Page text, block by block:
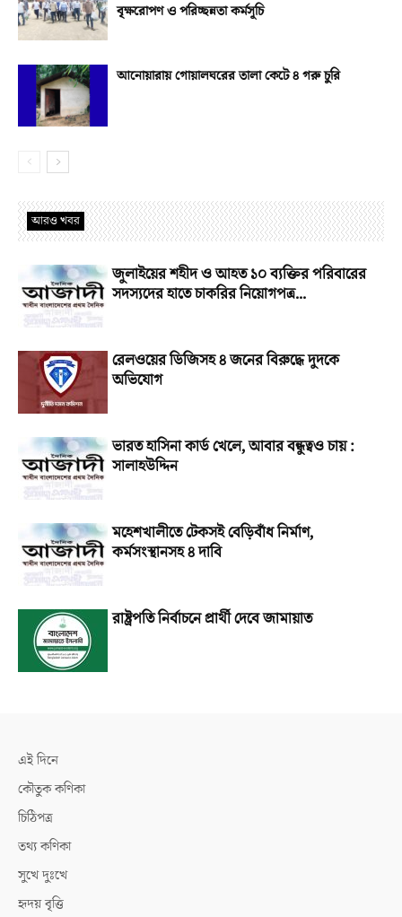
বৃক্ষরোপণ ও পরিচ্ছন্নতা কর্মসূচি
আনোয়ারায় গোয়ালঘরের তালা কেটে ৪ গরু চুরি
আরও খবর
জুলাইয়ের শহীদ ও আহত ১০ ব্যক্তির পরিবারের
সদস্যদের হাতে চাকরির নিয়োগপত্র...
রেলওয়ের ডিজিসহ ৪ জনের বিরুদ্ধে দুদকে
অভিযোগ
ভারত হাসিনা কার্ড খেলে, আবার বন্ধুত্বও চায় :
সালাহউদ্দিন
মহেশখালীতে টেকসই বেড়িবাঁধ নির্মাণ,
কর্মসংস্থানসহ ৪ দাবি
রাষ্ট্রপতি নির্বাচনে প্রার্থী দেবে জামায়াত
এই দিনে
কৌতুক কণিকা
চিঠিপত্র
তথ্য কণিকা
সুখে দুঃখে
হৃদয় বৃত্তি